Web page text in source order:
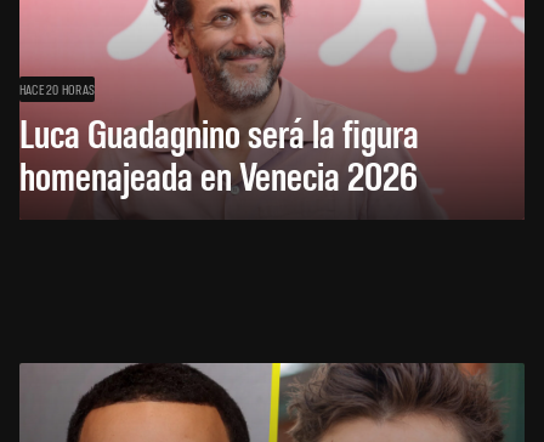
HACE 20 HORAS
Luca Guadagnino será la figura
homenajeada en Venecia 2026